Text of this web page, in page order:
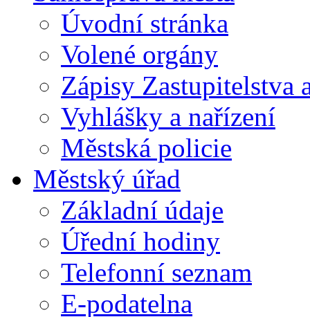
Úvodní stránka
Volené orgány
Zápisy Zastupitelstva
Vyhlášky a nařízení
Městská policie
Městský úřad
Základní údaje
Úřední hodiny
Telefonní seznam
E-podatelna